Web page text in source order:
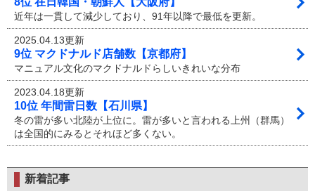
近年は一貫して減少しており、91年以降で最低を更新。
2025.04.13更新
9位 マクドナルド店舗数【京都府】
マニュアル文化のマクドナルドらしいきれいな分布
2023.04.18更新
10位 年間雷日数【石川県】
冬の雷が多い北陸が上位に。雷が多いと言われる上州（群馬）
は全国的にみるとそれほど多くない。
新着記事